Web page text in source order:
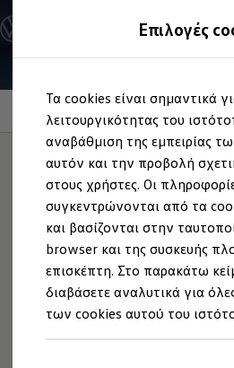
Επιλογές
Τα cookies είναι σημαντικά
λειτουργικότητας του
αναβάθμιση της εμπειρίας
αυτόν και την προβολή
στους χρήστες. Οι
συγκεντρώνονται από τα
και βασίζονται στην
browser και της συσκευής
επισκέπτη. Στο παρακάτω
διαβάσετε αναλυτικά για
των cookies αυτού του
στο
περιεχόμενο
στο
footer
Ανακαλύψτε τα Μοντέλα
Διαμορφώστε το
Επαγγελματικά
Ηλεκτρικά & eHybrid μοντέλα
Ηλεκτρικά μοντέλα
ID.3 Neo
Νέο ID. Polo
ID.4
ID.4 GTX
ID.5
ID.5 GTX
ID.7
ID.7 GTX
ID. Buzz
ID. Buzz Cargo
ID. CROSS
eHybrid μοντέλα
Golf GTE
Υφασμάτινα
δαπέδου
Χάρη στο εύκολο σύστημα
το σετ 4 τεμαχίων υφασμάτινα
με επιγραφή "Tiguan Allspace",